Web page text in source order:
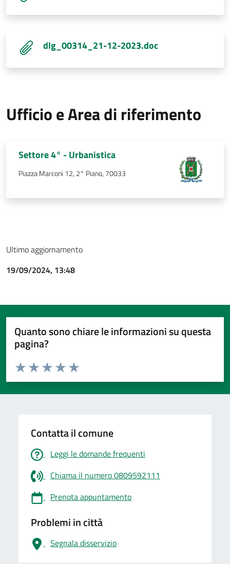
dlg_00314_21-12-2023.doc
Ufficio e Area di riferimento
Settore 4° - Urbanistica
Piazza Marconi 12, 2° Piano, 70033
Ultimo aggiornamento
19/09/2024, 13:48
Quanto sono chiare le informazioni su questa
pagina?
Valuta da 1 a 5 stelle la pagina
Valuta 5 stelle su 5
Valuta 4 stelle su 5
Valuta 3 stelle su 5
Valuta 2 stelle su 5
Valuta 1 stelle su 5
Contatta il comune
Leggi le domande frequenti
Chiama il numero 0809592111
Prenota appuntamento
Problemi in città
Segnala disservizio